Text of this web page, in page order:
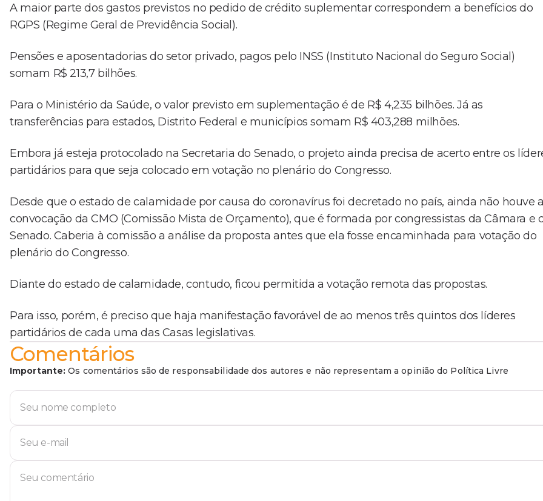
A maior parte dos gastos previstos no pedido de crédito suplementar correspondem a benefícios do
RGPS (Regime Geral de Previdência Social).
Pensões e aposentadorias do setor privado, pagos pelo INSS (Instituto Nacional do Seguro Social)
somam R$ 213,7 bilhões.
Para o Ministério da Saúde, o valor previsto em suplementação é de R$ 4,235 bilhões. Já as
transferências para estados, Distrito Federal e municípios somam R$ 403,288 milhões.
Embora já esteja protocolado na Secretaria do Senado, o projeto ainda precisa de acerto entre os
partidários para que seja colocado em votação no plenário do Congresso.
Desde que o estado de calamidade por causa do coronavírus foi decretado no país, ainda não houve a
convocação da CMO (Comissão Mista de Orçamento), que é formada por congressistas da Câmara e
Senado. Caberia à comissão a análise da proposta antes que ela fosse encaminhada para votação do
plenário do Congresso.
Diante do estado de calamidade, contudo, ficou permitida a votação remota das propostas.
Para isso, porém, é preciso que haja manifestação favorável de ao menos três quintos dos líderes
partidários de cada uma das Casas legislativas.
Comentários
Importante: Os comentários são de responsabilidade dos autores e não representam a opinião do Política Livre